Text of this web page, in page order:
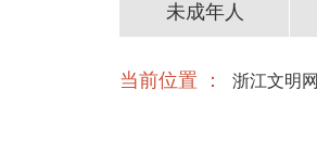
公民道德
未成年人
当前位置 ： 浙江文明网